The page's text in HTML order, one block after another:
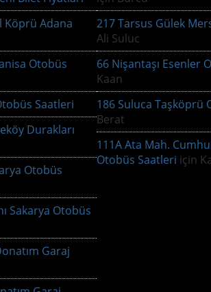
Köprü Adana
Otobüs
Saatleri
Durakları
Otobüs
Sakarya Otobüs
Garaj
217 Tarsus Gülek
Ali Suluc
66 Nişantaşı Esenler
Kaan
186 Suluca Taşköprü
Berat
111A Ata Mah.
Otobüs Saatleri için